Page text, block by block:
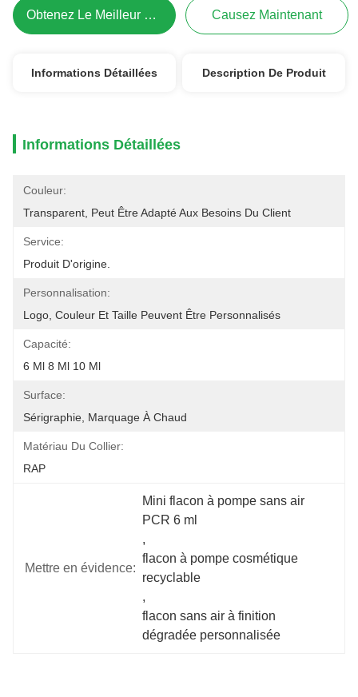
Obtenez Le Meilleur Prix Causez Maintenant
Informations Détaillées Description De Produit
Informations Détaillées
Couleur:
Transparent, Peut Être Adapté Aux Besoins Du Client
Service:
Produit D'origine.
Personnalisation:
Logo, Couleur Et Taille Peuvent Être Personnalisés
Capacité:
6 Ml 8 Ml 10 Ml
Surface:
Sérigraphie, Marquage À Chaud
Matériau Du Collier:
RAP
Mettre en évidence:
Mini flacon à pompe sans air
PCR 6 ml
,
flacon à pompe cosmétique
recyclable
,
flacon sans air à finition
dégradée personnalisée